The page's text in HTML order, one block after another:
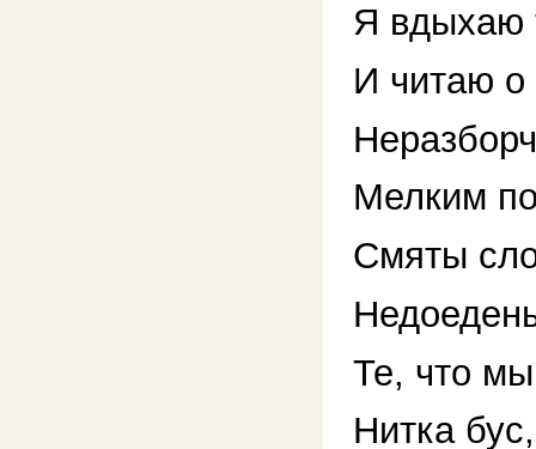
Я вдыхаю
И читаю о
Мелким
Смяты
Те, что
Нитка